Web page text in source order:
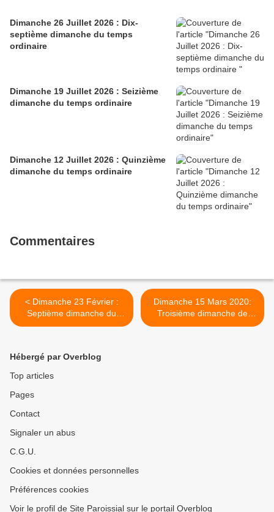
Dimanche 26 Juillet 2026 : Dix-
septième dimanche du temps
ordinaire
Dimanche 19 Juillet 2026 : Seizième
dimanche du temps ordinaire
Dimanche 12 Juillet 2026 : Quinzième
dimanche du temps ordinaire
Commentaires
< Dimanche 23 Février :
Septième dimanche du
temps ordinaire
Dimanche 15 Mars 2020:
Troisième dimanche de
Carême >
Hébergé par Overblog
Top articles
Pages
Contact
Signaler un abus
C.G.U.
Cookies et données personnelles
Préférences cookies
Voir le profil de Site Paroissial sur le portail Overblog